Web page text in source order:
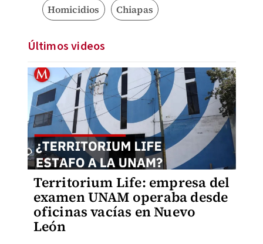
Homicidios Chiapas
Últimos videos
Territorium Life: empresa del
examen UNAM operaba desde
oficinas vacías en Nuevo
León